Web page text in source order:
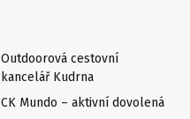
Outdoorová cestovní
kancelář Kudrna
CK Mundo – aktivní dovolená